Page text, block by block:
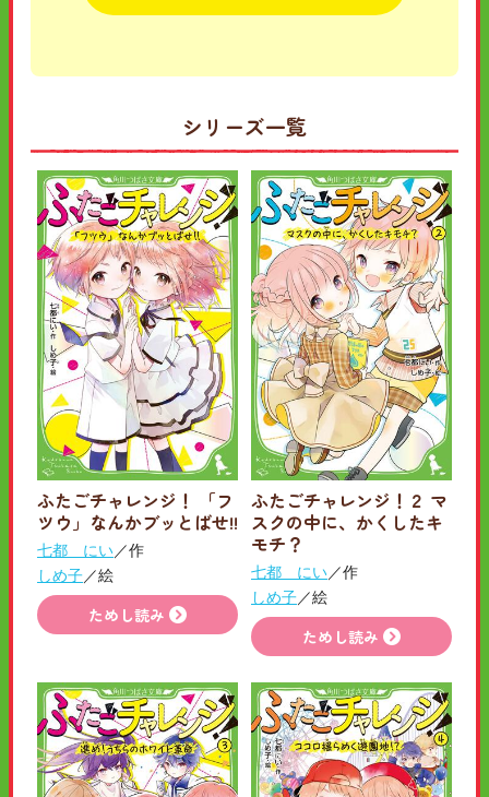
シリーズ一覧
ふたごチャレンジ！ 「フ
ツウ」なんかブッとばせ!!
七都 にい／作
しめ子／絵
ためし読み
ふたごチャレンジ！２ マ
スクの中に、かくしたキ
モチ？
七都 にい／作
しめ子／絵
ためし読み